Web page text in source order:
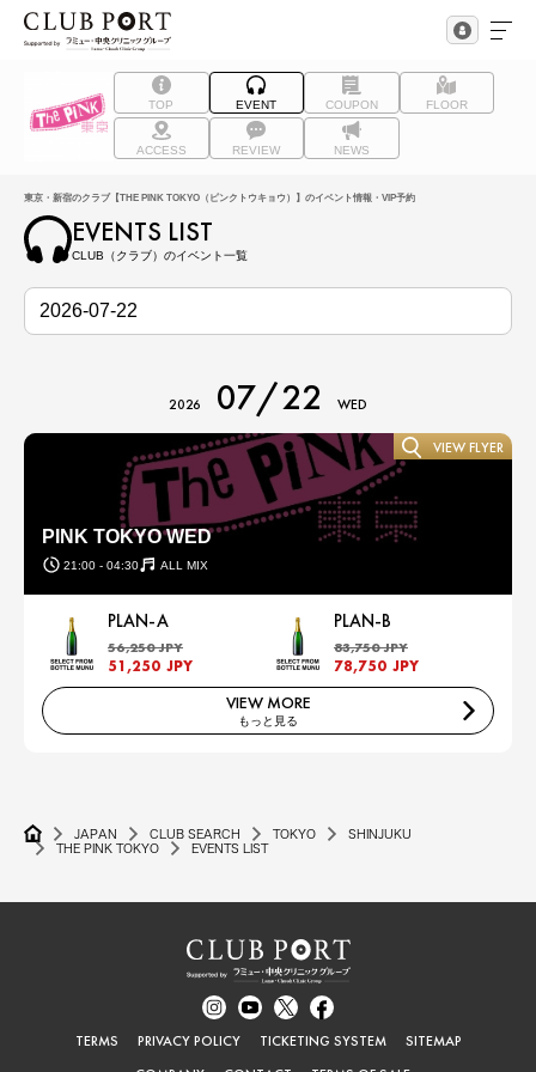
TOP EVENT COUPON FLOOR
ACCESS REVIEW NEWS
東京・新宿のクラブ【THE PINK TOKYO（ピンクトウキョウ）】のイベント情報・VIP予約
EVENTS LIST
CLUB（クラブ）のイベント一覧
2026 07/22 WED
PINK TOKYO WED
21:00 - 04:30 ALL MIX
VIEW FLYER
PLAN-A
56,250 JPY
51,250 JPY
PLAN-B
83,750 JPY
78,750 JPY
VIEW MORE
もっと見る
JAPAN CLUB SEARCH TOKYO
SHINJUKU
THE PINK TOKYO
EVENTS LIST
TERMS PRIVACY POLICY TICKETING SYSTEM
SITEMAP